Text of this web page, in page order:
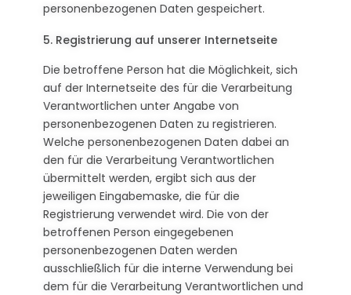
personenbezogenen Daten gespeichert.
5. Registrierung auf unserer Internetseite
Die betroffene Person hat die Möglichkeit, sich
auf der Internetseite des für die Verarbeitung
Verantwortlichen unter Angabe von
personenbezogenen Daten zu registrieren.
Welche personenbezogenen Daten dabei an
den für die Verarbeitung Verantwortlichen
übermittelt werden, ergibt sich aus der
jeweiligen Eingabemaske, die für die
Registrierung verwendet wird. Die von der
betroffenen Person eingegebenen
personenbezogenen Daten werden
ausschließlich für die interne Verwendung bei
dem für die Verarbeitung Verantwortlichen und